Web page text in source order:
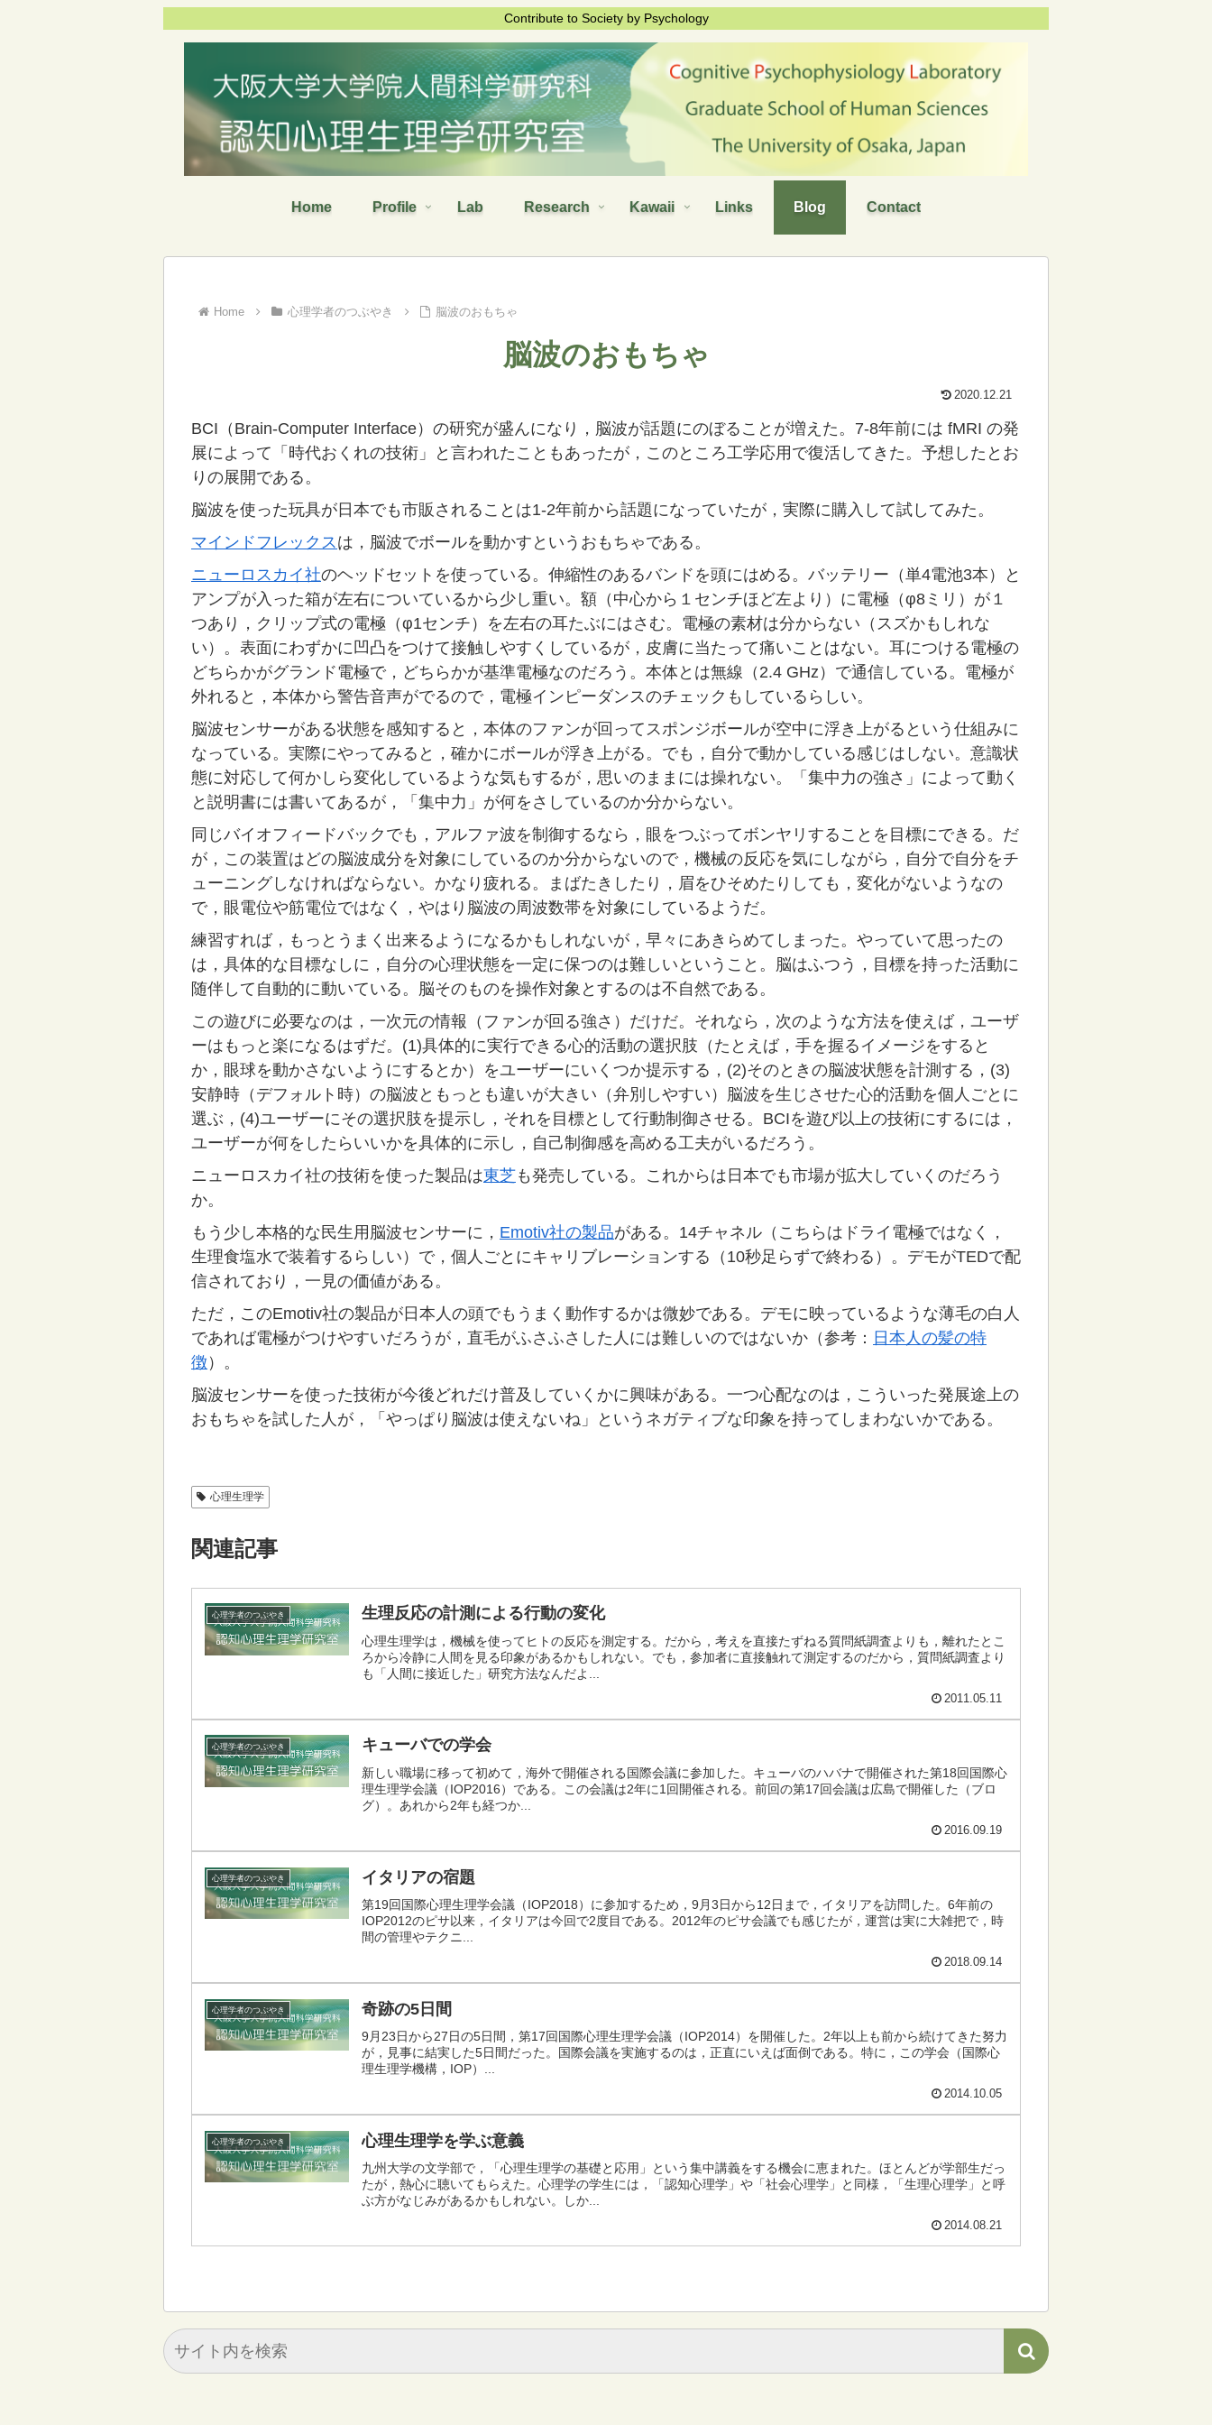
Contribute to Society by Psychology
Home Profile Lab Research Kawaii Links Blog Contact
心理学者のつぶやき 脳波のおもちゃ
脳波のおもちゃ
2020.12.21
BCI（Brain-Computer Interface）の研究が盛んになり，脳波が話題にのぼることが増えた。7-8年前には fMRI の発
展によって「時代おくれの技術」と言われたこともあったが，このところ工学応用で復活してきた。予想したとお
りの展開である。
脳波を使った玩具が日本でも市販されることは1-2年前から話題になっていたが，実際に購入して試してみた。
マインドフレックス は，脳波でボールを動かすというおもちゃである。
ニューロスカイ社のヘッドセットを使っている。伸縮性のあるバンドを頭にはめる。バッテリー（単4電池3本）と
アンプが入った箱が左右についているから少し重い。額（中心から１センチほど左より）に電極（φ8ミリ）が１
つあり，クリップ式の電極（φ1センチ）を左右の耳たぶにはさむ。電極の素材は分からない（スズかもしれな
い）。表面にわずかに凹凸をつけて接触しやすくしているが，皮膚に当たって痛いことはない。耳につける電極の
どちらかがグランド電極で，どちらかが基準電極なのだろう。本体とは無線（2.4 GHz）で通信している。電極が
外れると，本体から警告音声がでるので，電極インピーダンスのチェックもしているらしい。
脳波センサーがある状態を感知すると，本体のファンが回ってスポンジボールが空中に浮き上がるという仕組みに
なっている。実際にやってみると，確かにボールが浮き上がる。でも，自分で動かしている感じはしない。意識状
態に対応して何かしら変化しているような気もするが，思いのままには操れない。「集中力の強さ」によって動く
と説明書には書いてあるが，「集中力」が何をさしているのか分からない。
同じバイオフィードバックでも，アルファ波を制御するなら，眼をつぶってボンヤリすることを目標にできる。だ
が，この装置はどの脳波成分を対象にしているのか分からないので，機械の反応を気にしながら，自分で自分をチ
ューニングしなければならない。かなり疲れる。まばたきしたり，眉をひそめたりしても，変化がないようなの
で，眼電位や筋電位ではなく，やはり脳波の周波数帯を対象にしているようだ。
練習すれば，もっとうまく出来るようになるかもしれないが，早々にあきらめてしまった。やっていて思ったの
は，具体的な目標なしに，自分の心理状態を一定に保つのは難しいということ。脳はふつう，目標を持った活動に
随伴して自動的に動いている。脳そのものを操作対象とするのは不自然である。
この遊びに必要なのは，一次元の情報（ファンが回る強さ）だけだ。それなら，次のような方法を使えば，ユーザ
ーはもっと楽になるはずだ。(1)具体的に実行できる心的活動の選択肢（たとえば，手を握るイメージをすると
か，眼球を動かさないようにするとか）をユーザーにいくつか提示する，(2)そのときの脳波状態を計測する，(3)
安静時（デフォルト時）の脳波ともっとも違いが大きい（弁別しやすい）脳波を生じさせた心的活動を個人ごとに
選ぶ，(4)ユーザーにその選択肢を提示し，それを目標として行動制御させる。BCIを遊び以上の技術にするには，
ユーザーが何をしたらいいかを具体的に示し，自己制御感を高める工夫がいるだろう。
ニューロスカイ社の技術を使った製品は東芝も発売している。これからは日本でも市場が拡大していくのだろう
か。
もう少し本格的な民生用脳波センサーに， Emotiv社の製品がある。14チャネル（こちらはドライ電極ではなく，
生理食塩水で装着するらしい）で，個人ごとにキャリブレーションする（10秒足らずで終わる）。デモがTEDで配
信されており，一見の価値がある。
ただ，このEmotiv社の製品が日本人の頭でもうまく動作するかは微妙である。デモに映っているような薄毛の白人
であれば電極がつけやすいだろうが，直毛がふさふさした人には難しいのではないか（参考： 日本人の髪の特
徴 ）。
脳波センサーを使った技術が今後どれだけ普及していくかに興味がある。一つ心配なのは，こういった発展途上の
おもちゃを試した人が，「やっぱり脳波は使えないね」というネガティブな印象を持ってしまわないかである。
心理生理学
関連記事
心理学者のつぶやき 生理反応の計測による行動の変化
心理生理学は，機械を使ってヒトの反応を測定する。だから，考えを直接たずねる質問紙調査よりも，離れたとこ
ろから冷静に人間を見る印象があるかもしれない。でも，参加者に直接触れて測定するのだから，質問紙調査より
も「人間に接近した」研究方法なんだよ...
2011.05.11
心理学者のつぶやき キューバでの学会
新しい職場に移って初めて，海外で開催される国際会議に参加した。キューバのハバナで開催された第18回国際心
理生理学会議（IOP2016）である。この会議は2年に1回開催される。前回の第17回会議は広島で開催した（ブロ
グ）。あれから2年も経つか...
2016.09.19
心理学者のつぶやき イタリアの宿題
第19回国際心理生理学会議（IOP2018）に参加するため，9月3日から12日まで，イタリアを訪問した。6年前の
IOP2012のピサ以来，イタリアは今回で2度目である。2012年のピサ会議でも感じたが，運営は実に大雑把で，時
間の管理やテクニ...
2018.09.14
心理学者のつぶやき 奇跡の5日間
9月23日から27日の5日間，第17回国際心理生理学会議（IOP2014）を開催した。2年以上も前から続けてきた努力
が，見事に結実した5日間だった。国際会議を実施するのは，正直にいえば面倒である。特に，この学会（国際心
理生理学機構，IOP）...
2014.10.05
心理学者のつぶやき 心理生理学を学ぶ意義
九州大学の文学部で，「心理生理学の基礎と応用」という集中講義をする機会に恵まれた。ほとんどが学部生だっ
たが，熱心に聴いてもらえた。心理学の学生には，「認知心理学」や「社会心理学」と同様，「生理心理学」と呼
ぶ方がなじみがあるかもしれない。しか...
2014.08.21